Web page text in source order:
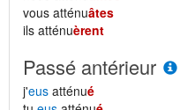
vous atténuâtes
ils atténuèrent
Passé antérieur
j'eus atténué